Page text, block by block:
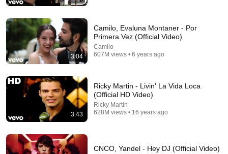
Según Quién - Maluma, Carin Leon , Peso Pluma,
Eslabon Armado, Junior H (Corridos 2023)
Jacinthe Letra Lyrics 90M views
3:04
Camilo, Evaluna Montaner - Por
Primera Vez (Official Video)
Camilo
607M views • 6 years ago
3:43
Ricky Martin - Livin' La Vida Loca
(Official HD Video)
Ricky Martin
628M views • 16 years ago
CNCO, Yandel - Hey DJ (Official Video)